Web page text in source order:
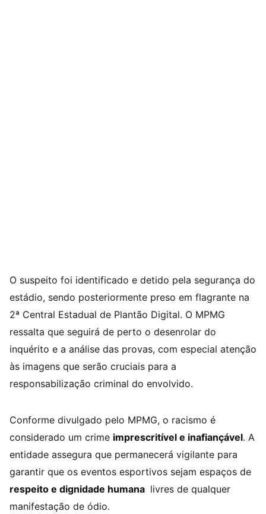
O suspeito foi identificado e detido pela segurança do
estádio, sendo posteriormente preso em flagrante na
2ª Central Estadual de Plantão Digital. O MPMG
ressalta que seguirá de perto o desenrolar do
inquérito e a análise das provas, com especial atenção
às imagens que serão cruciais para a
responsabilização criminal do envolvido.
Conforme divulgado pelo MPMG, o racismo é
considerado um crime imprescritível e inafiançável. A
entidade assegura que permanecerá vigilante para
garantir que os eventos esportivos sejam espaços de
respeito e dignidade humana livres de qualquer
manifestação de ódio.